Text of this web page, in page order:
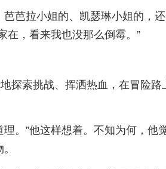
芭拉小姐的、凯瑟琳小姐的，
在，看来我也没那么倒霉。”
探索挑战、挥洒热血，在冒险
。”他这样想着。不知为何，他